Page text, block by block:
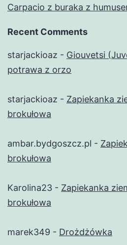
Carpacio z buraka z
Recent Comments
starjackioaz - Giouvetsi
potrawa z orzo
starjackioaz - Zapiekanka
brokułowa
ambar.bydgoszcz.pl -
brokułowa
Karolina23 - Zapiekanka
brokułowa
marek349 - Drożdżówka